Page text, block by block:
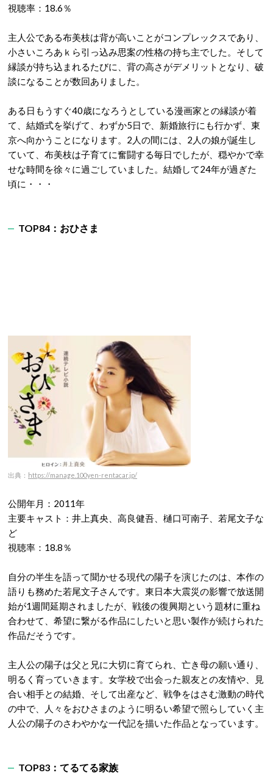
視聴率：18.6％
主人公である布美枝は背が高いことがコンプレックスであり、
小さいころあｋら引っ込み思案の性格の持ち主でした。そして
縁談が持ち込まれるたびに、背の高さがデメリットとなり、破
談になることが数回ありました。
ある日もうすぐ40歳になろうとしている漫画家との縁談が着
て、結婚式を挙げて、わずか5日で、新婚旅行にも行かず、東
京へ向かうことになります。2人の間には、2人の娘が誕生し
ていて、布美枝は子育てに奮闘する毎日でしたが、穏やかで幸
せな時間を徐々に過ごしていました。結婚して24年が過ぎた
頃に・・・
TOP84：おひさま
出典： https://manage.100yen-rentacar.jp/
公開年月：2011年
主要キャスト：井上真央、高良健吾、樋口可南子、若尾文子な
ど
視聴率：18.8％
自分の半生を語って聞かせる現代の陽子を演じたのは、本作の
語りも務めた若尾文子さんです。東日本大震災の影響で放送開
始が1週間延期されましたが、戦後の復興期という題材に重ね
合わせて、希望に繋がる作品にしたいと思い製作が続けられた
作品だそうです。
主人公の陽子は父と兄に大切に育てられ、亡き母の願い通り、
明るく育っていきます。女学校で出会った親友との友情や、見
合い相手との結婚、そして出産など、戦争をはさむ激動の時代
の中で、人々をおひさまのように明るい希望で照らしていく主
人公の陽子のさわやかな一代記を描いた作品となっています。
TOP83：てるてる家族